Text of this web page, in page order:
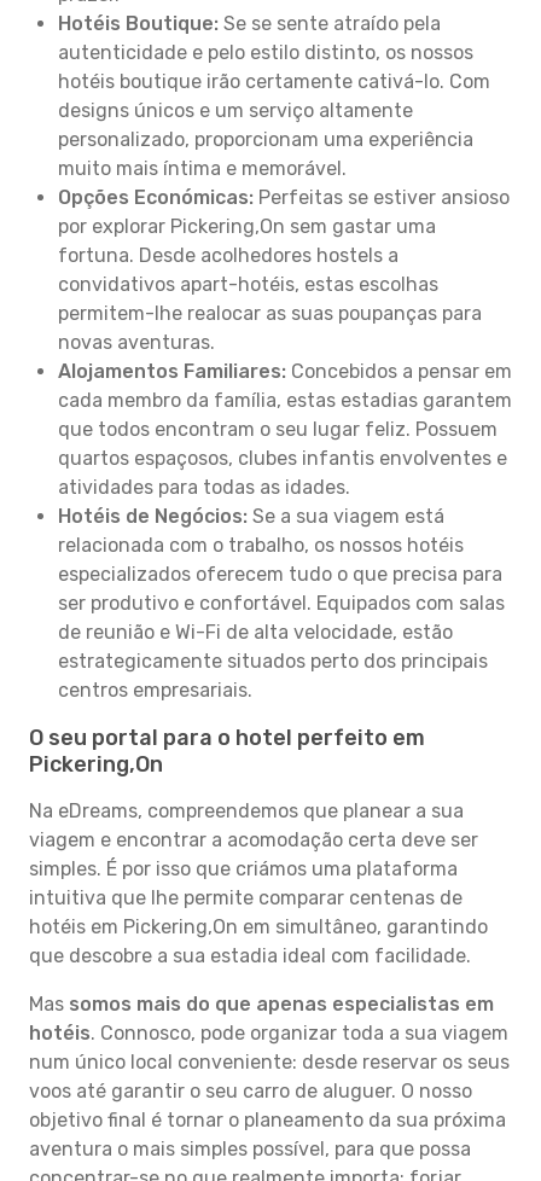
Hotéis Boutique: Se se sente atraído pela
autenticidade e pelo estilo distinto, os nossos
hotéis boutique irão certamente cativá-lo. Com
designs únicos e um serviço altamente
personalizado, proporcionam uma experiência
muito mais íntima e memorável.
Opções Económicas: Perfeitas se estiver ansioso
por explorar Pickering,On sem gastar uma
fortuna. Desde acolhedores hostels a
convidativos apart-hotéis, estas escolhas
permitem-lhe realocar as suas poupanças para
novas aventuras.
Alojamentos Familiares: Concebidos a pensar em
cada membro da família, estas estadias garantem
que todos encontram o seu lugar feliz. Possuem
quartos espaçosos, clubes infantis envolventes e
atividades para todas as idades.
Hotéis de Negócios: Se a sua viagem está
relacionada com o trabalho, os nossos hotéis
especializados oferecem tudo o que precisa para
ser produtivo e confortável. Equipados com salas
de reunião e Wi-Fi de alta velocidade, estão
estrategicamente situados perto dos principais
centros empresariais.
O seu portal para o hotel perfeito em
Pickering,On
Na eDreams, compreendemos que planear a sua
viagem e encontrar a acomodação certa deve ser
simples. É por isso que criámos uma plataforma
intuitiva que lhe permite comparar centenas de
hotéis em Pickering,On em simultâneo, garantindo
que descobre a sua estadia ideal com facilidade.
Mas somos mais do que apenas especialistas em
hotéis. Connosco, pode organizar toda a sua viagem
num único local conveniente: desde reservar os seus
voos até garantir o seu carro de aluguer. O nosso
objetivo final é tornar o planeamento da sua próxima
aventura o mais simples possível, para que possa